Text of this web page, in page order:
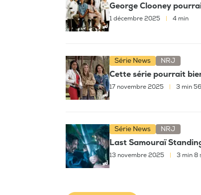
George Clooney
1 décembre 2025 4 min
Série News NRJ
Cette série pourrait
17 novembre 2025 3 min
Série News NRJ
Last Samouraï
13 novembre 2025 3 min 8